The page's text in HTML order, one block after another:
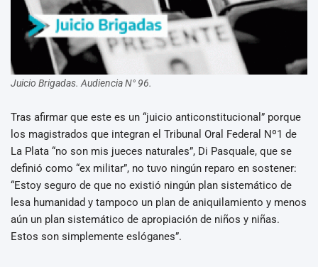
Juicio Brigadas. Audiencia N° 96.
Tras afirmar que este es un “juicio anticonstitucional” porque
los magistrados que integran el Tribunal Oral Federal Nº1 de
La Plata “no son mis jueces naturales”, Di Pasquale, que se
definió como “ex militar”, no tuvo ningún reparo en sostener:
“Estoy seguro de que no existió ningún plan sistemático de
lesa humanidad y tampoco un plan de aniquilamiento y menos
aún un plan sistemático de apropiación de niños y niñas.
Estos son simplemente eslóganes”.